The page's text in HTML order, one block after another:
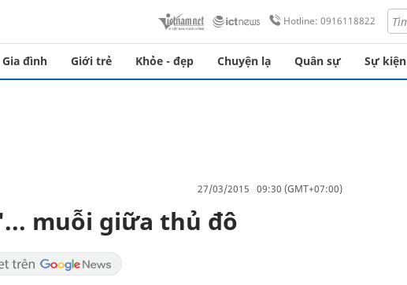
Hotline: 0916118822
Gia đình Giới trẻ Khỏe - đẹp Chuyện lạ Quân sự Sự kiện
27/03/2015 09:30 (GMT+07:00)
muỗi giữa thủ đô